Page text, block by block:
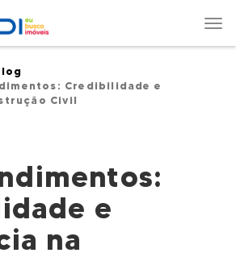
Credibilidade e
Civil
e
na